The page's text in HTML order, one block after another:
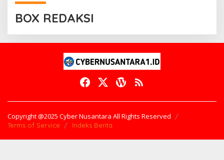
BOX REDAKSI
Copyright @2025 Cyber Nusantara All Rights Reserved
Terms of Service Indeks Berita